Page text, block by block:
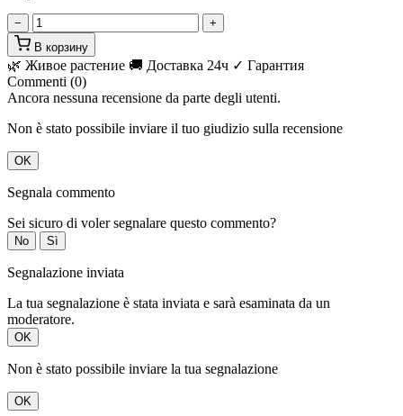
−
+
В корзину
🌿 Живое растение 🚚 Доставка 24ч ✓ Гарантия
Commenti (0)
Ancora nessuna recensione da parte degli utenti.
Non è stato possibile inviare il tuo giudizio sulla recensione
OK
Segnala commento
Sei sicuro di voler segnalare questo commento?
No Sì
Segnalazione inviata
La tua segnalazione è stata inviata e sarà esaminata da un
moderatore.
OK
Non è stato possibile inviare la tua segnalazione
OK